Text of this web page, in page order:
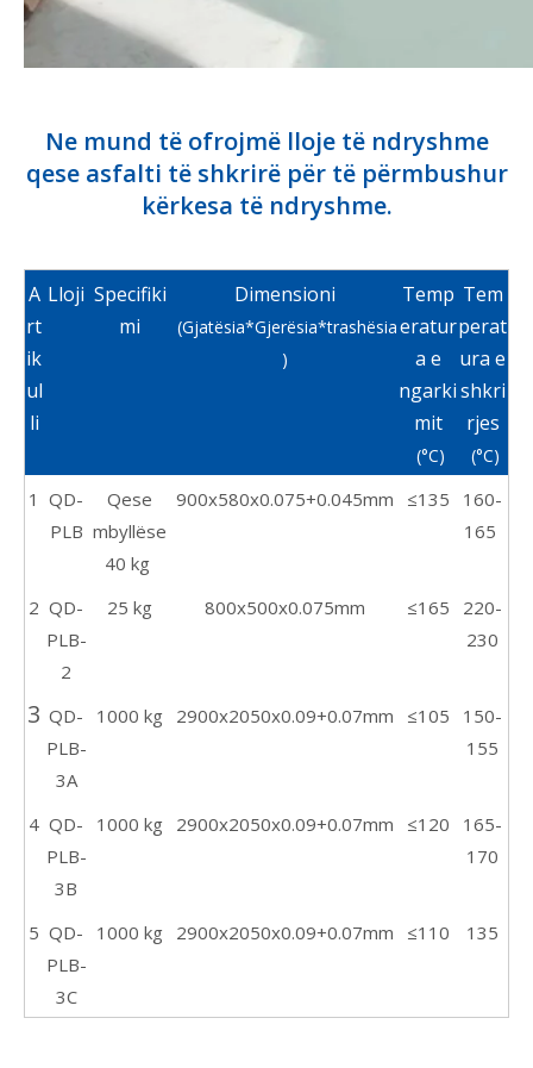
Ne mund të ofrojmë lloje të ndryshme
qese asfalti të shkrirë për të përmbushur
kërkesa të ndryshme.
A
rt
ik
ul
li
Lloji Specifiki
mi
Dimensioni
(Gjatësia*Gjerësia*trashësia
)
Temp
eratur
a e
ngarki
mit
(°C)
Tem
perat
ura e
shkri
rjes
(°C)
1 QD-
PLB
Qese
mbyllëse
40 kg
900x580x0.075+0.045mm ≤135
160-
165
2 QD-
PLB-
2
25 kg 800x500x0.075mm ≤165
220-
230
3 QD-
PLB-
3A
1000 kg 2900x2050x0.09+0.07mm ≤105
150-
155
4 QD-
PLB-
3B
1000 kg 2900x2050x0.09+0.07mm ≤120
165-
170
5 QD-
PLB-
3C
1000 kg 2900x2050x0.09+0.07mm ≤110 135